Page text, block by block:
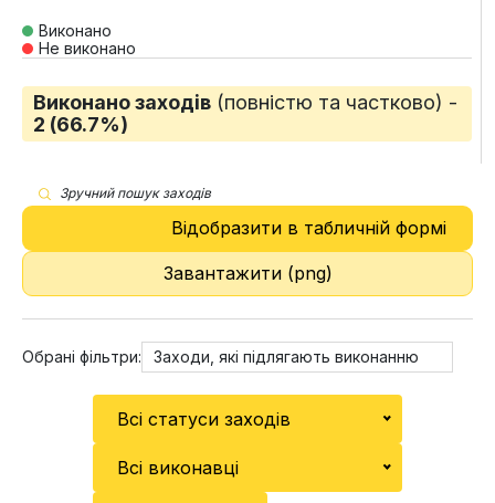
Виконано
Не виконано
Виконано заходів (повністю та частково) -
2 (66.7%)
Зручний пошук заходів
Відобразити в табличній формі
Завантажити (png)
Обрані фільтри: Заходи, які підлягають виконанню
Всі статуси заходів
Всі виконавці